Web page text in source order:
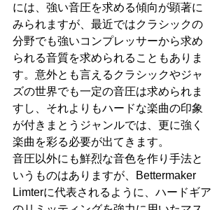
には、強い音圧を求める傾向が顕著に
みられますが、最近ではクラシックの
分野でも強いコンプレッサーから求め
られる音質を求められることもありま
す。意外とも言えるクラシックやジャ
ズの世界でも一定の音圧は求められま
すし、それよりもハードな楽曲の印象
が付きまとうジャンルでは、更に強く
楽曲を彩る必要が出てきます。
音圧以外にも鮮烈な音色を作り手法と
いうものはありますが、Bettermaker
Limterに代表されるように、ハードギア